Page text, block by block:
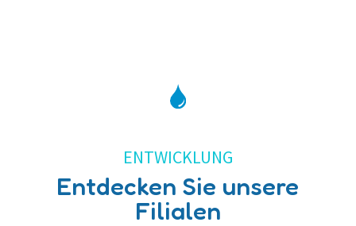
ENTWICKLUNG
Entdecken Sie unsere
Filialen